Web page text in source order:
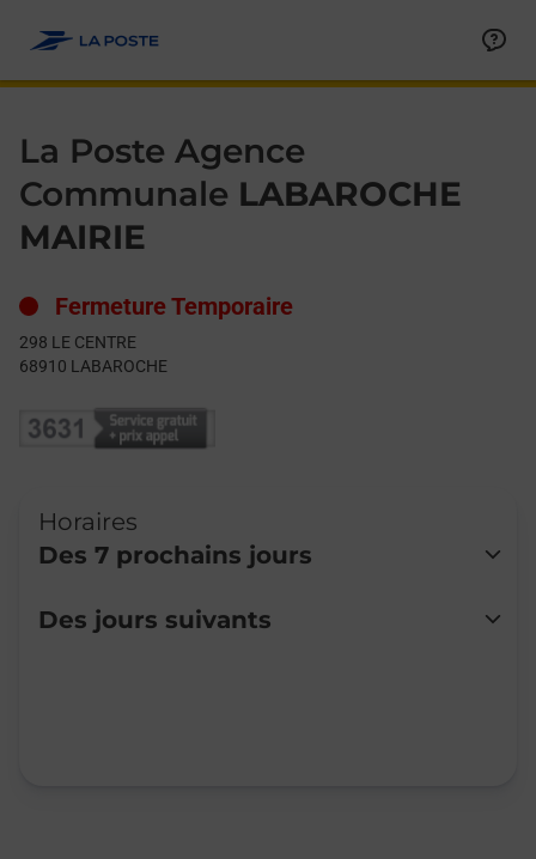
La Poste Agence
Communale LABAROCHE
MAIRIE
Fermeture Temporaire
298 LE CENTRE
68910 LABAROCHE
Horaires
Des 7 prochains jours
Lundi
Fermé
Des jours suivants